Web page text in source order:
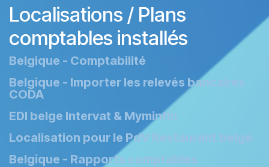
Localisations / Plans
comptables installés
Belgique - Comptabilité
Belgique - Importer les relevés bancaires
CODA
EDI belge Intervat & Myminfin
Localisation pour le PdV Restaurant belge
Belgique - Rapports comptables